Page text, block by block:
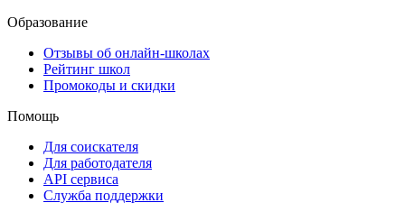
Образование
Отзывы об онлайн-школах
Рейтинг школ
Промокоды и скидки
Помощь
Для соискателя
Для работодателя
API сервиса
Служба поддержки